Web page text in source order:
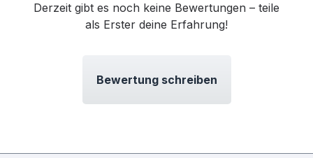
Derzeit gibt es noch keine Bewertungen – teile
als Erster deine Erfahrung!
Bewertung schreiben